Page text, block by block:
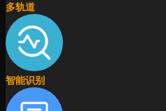
多轨道
智能识别